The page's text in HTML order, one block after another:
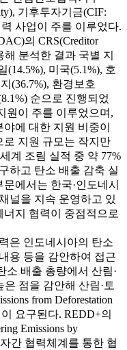
기후투자기금(CIF:
력 사업이 주를 이루었다.
의 CRS(Creditor
해 분석한 결과 국별 지
(14.5%), 미국(5.1%), 호
(36.7%), 환경보호
순으로 진행되었
원이 주를 이루었으며,
에 대한 지원 비중이
로 지원 규모는 작지만
계 조림 실적 중 약 77%
하고 탄소 배출 감축 실
에서는 한국·인도네시
널을 지속 운영하고 있
너지 협력이 중점적으로
은 인도네시아의 탄소
용 등을 감안하여 접근
소 배출 총량에서 산림·
은 점을 감안해 산림·토
from Deforestation
이 요구된다. REDD+의
Emissions by
자간 협력체계를 통한 협